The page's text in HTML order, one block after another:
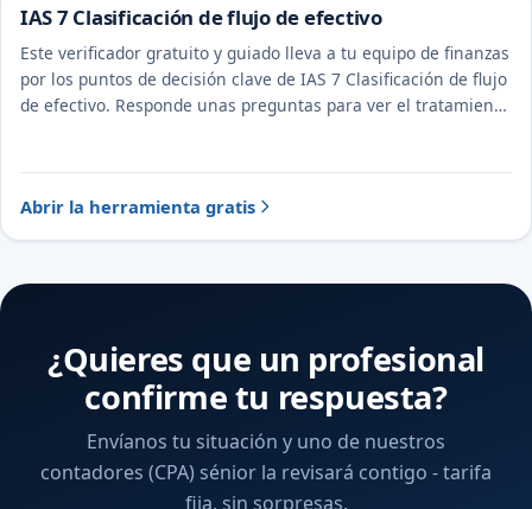
IAS 7 Clasificación de flujo de efectivo
Este verificador gratuito y guiado lleva a tu equipo de finanzas
por los puntos de decisión clave de IAS 7 Clasificación de flujo
de efectivo. Responde unas preguntas para ver el tratamiento
Abrir la herramienta gratis
¿Quieres que un profesional
confirme tu respuesta?
Envíanos tu situación y uno de nuestros
contadores (CPA) sénior la revisará contigo - tarifa
fija, sin sorpresas.